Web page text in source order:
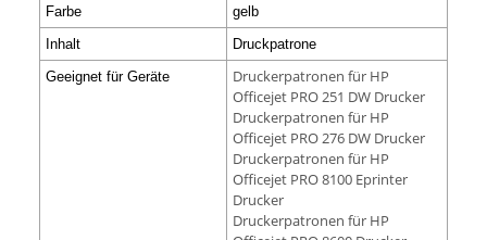
Farbe
gelb
Inhalt
Druckpatrone
Geeignet für Geräte
Druckerpatronen für HP
Officejet PRO 251 DW Drucker
Druckerpatronen für HP
Officejet PRO 276 DW Drucker
Druckerpatronen für HP
Officejet PRO 8100 Eprinter
Drucker
Druckerpatronen für HP